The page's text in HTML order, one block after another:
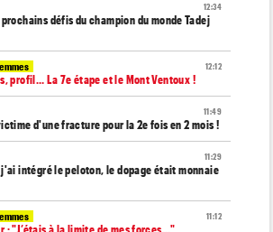
12:34
défis du champion du monde Tadej
12:12
profil… La 7e étape et le Mont Ventoux !
11:49
d'une fracture pour la 2e fois en 2 mois !
11:29
j'ai intégré le peloton, le dopage était monnaie
11:12